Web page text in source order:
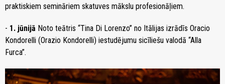
praktiskiem semināriem skatuves mākslu profesionāļiem.
- 1. jūnijā Noto teātris “Tina Di Lorenzo” no Itālijas izrādīs Oracio
Kondorelli (Orazio Kondorelli) iestudējumu sicīliešu valodā “Alla
Furca”.